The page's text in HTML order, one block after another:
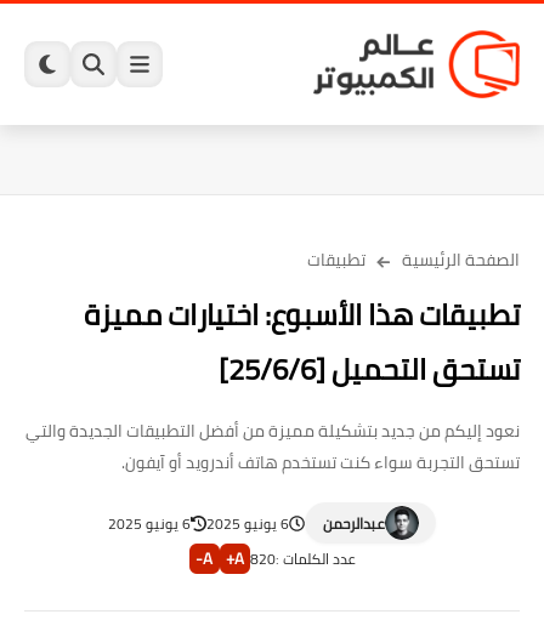
الصفحة الرئيسية تطبيقات
تطبيقات هذا الأسبوع: اختيارات مميزة
تستحق التحميل [25/6/6]
نعود إليكم من جديد بتشكيلة مميزة من أفضل التطبيقات الجديدة والتي
تستحق التجربة سواء كنت تستخدم هاتف أندرويد أو آيفون.
عبدالرحمن 6 يونيو 2025
6 يونيو 2025
عدد الكلمات :820
A+
A-